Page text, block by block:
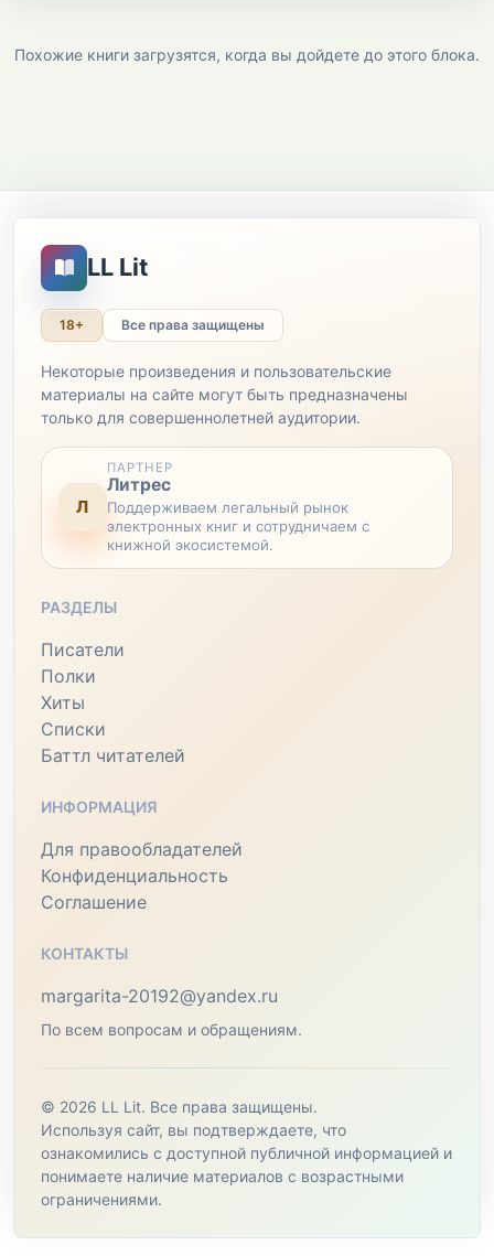
Похожие книги загрузятся, когда вы дойдете до этого блока.
LL Lit
18+ Все права защищены
Некоторые произведения и пользовательские
материалы на сайте могут быть предназначены
только для совершеннолетней аудитории.
Л
ПАРТНЕР
Литрес
Поддерживаем легальный рынок
электронных книг и сотрудничаем с
книжной экосистемой.
РАЗДЕЛЫ
Писатели
Полки
Хиты
Списки
Баттл читателей
ИНФОРМАЦИЯ
Для правообладателей
Конфиденциальность
Соглашение
КОНТАКТЫ
margarita-20192@yandex.ru
По всем вопросам и обращениям.
© 2026 LL Lit. Все права защищены.
Используя сайт, вы подтверждаете, что
ознакомились с доступной публичной информацией и
понимаете наличие материалов с возрастными
ограничениями.